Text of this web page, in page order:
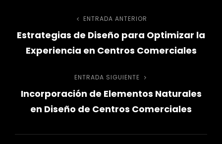
Navegación
de
entradas
Entrada
anterior
ENTRADA ANTERIOR
Estrategias de Diseño para Optimizar la
Experiencia en Centros Comerciales
Entrada
siguiente
ENTRADA SIGUIENTE
Incorporación de Elementos Naturales
en Diseño de Centros Comerciales